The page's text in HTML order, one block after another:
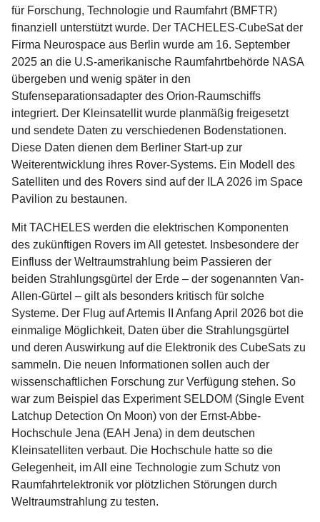
für Forschung, Technologie und Raumfahrt (BMFTR)
finanziell unterstützt wurde. Der TACHELES-CubeSat der
Firma Neurospace aus Berlin wurde am 16. September
2025 an die U.S-amerikanische Raumfahrtbehörde NASA
übergeben und wenig später in den
Stufenseparationsadapter des Orion-Raumschiffs
integriert. Der Kleinsatellit wurde planmäßig freigesetzt
und sendete Daten zu verschiedenen Bodenstationen.
Diese Daten dienen dem Berliner Start-up zur
Weiterentwicklung ihres Rover-Systems. Ein Modell des
Satelliten und des Rovers sind auf der ILA 2026 im Space
Pavilion zu bestaunen.
Mit TACHELES werden die elektrischen Komponenten
des zukünftigen Rovers im All getestet. Insbesondere der
Einfluss der Weltraumstrahlung beim Passieren der
beiden Strahlungsgürtel der Erde – der sogenannten Van-
Allen-Gürtel – gilt als besonders kritisch für solche
Systeme. Der Flug auf Artemis II Anfang April 2026 bot die
einmalige Möglichkeit, Daten über die Strahlungsgürtel
und deren Auswirkung auf die Elektronik des CubeSats zu
sammeln. Die neuen Informationen sollen auch der
wissenschaftlichen Forschung zur Verfügung stehen. So
war zum Beispiel das Experiment SELDOM (Single Event
Latchup Detection On Moon) von der Ernst-Abbe-
Hochschule Jena (EAH Jena) in dem deutschen
Kleinsatelliten verbaut. Die Hochschule hatte so die
Gelegenheit, im All eine Technologie zum Schutz von
Raumfahrtelektronik vor plötzlichen Störungen durch
Weltraumstrahlung zu testen.